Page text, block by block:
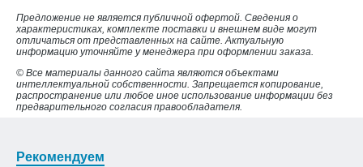
Предложение не является публичной офертой. Сведения о
характеристиках, комплекте поставки и внешнем виде могут
отличаться от представленных на сайте. Актуальную
информацию уточняйте у менеджера при оформлении заказа.
© Все материалы данного сайта являются объектами
интеллектуальной собственности. Запрещается копирование,
распространение или любое иное использование информации без
предварительного согласия правообладателя.
Рекомендуем